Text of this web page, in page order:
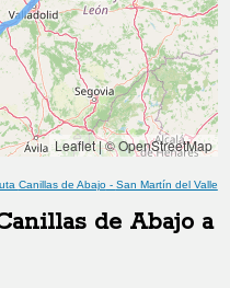
Leaflet|© OpenStreetMap
Canillas de Abajo- San Martín del Valle
de Abajo a